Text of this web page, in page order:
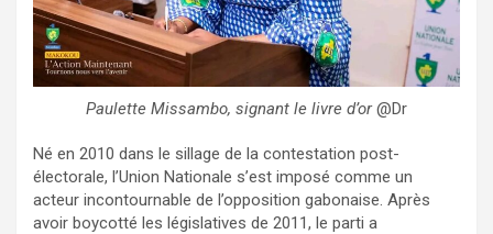
Paulette Missambo, signant le livre d’or@Dr
Né en 2010 dans le sillage de la contestation post-
électorale, l’Union Nationale s’est imposé comme un
acteur incontournable de l’opposition gabonaise. Après
avoir boycotté les législatives de 2011, le parti a